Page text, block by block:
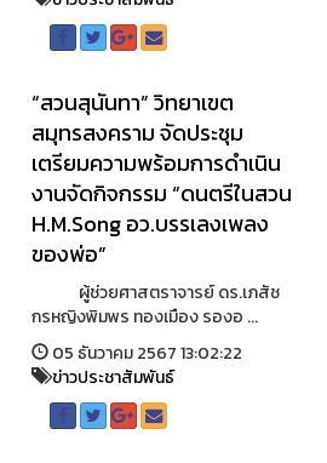
“สวนสุนันทา” วิทยาเขต
สมุทรสงคราม จัดประชุม
เตรียมความพร้อมการดำเนิน
งานจัดกิจกรรม “ดนตรีในสวน
H.M.Song อว.บรรเลงเพลง
ของพ่อ”
ผู้ช่วยศาสตราจารย์ ดร.เภสัช
กรหญิงพิมพร ทองเมือง รองอ ...
05 ธันวาคม 2567 13:02:22
ข่าวประชาสัมพันธ์